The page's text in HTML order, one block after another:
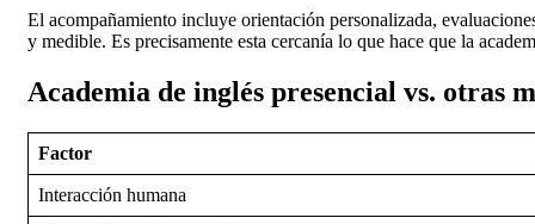
El acompañamiento incluye orientación personalizada,
y medible. Es precisamente esta cercanía lo que hace que la
Academia de inglés presencial vs. otras
Factor
Interacción humana